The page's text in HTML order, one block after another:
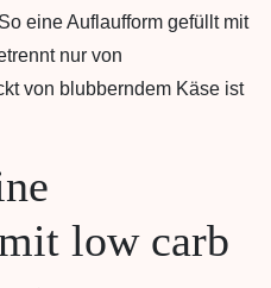
eine Auflaufform gefüllt mit
nur von
von blubberndem Käse ist
low carb